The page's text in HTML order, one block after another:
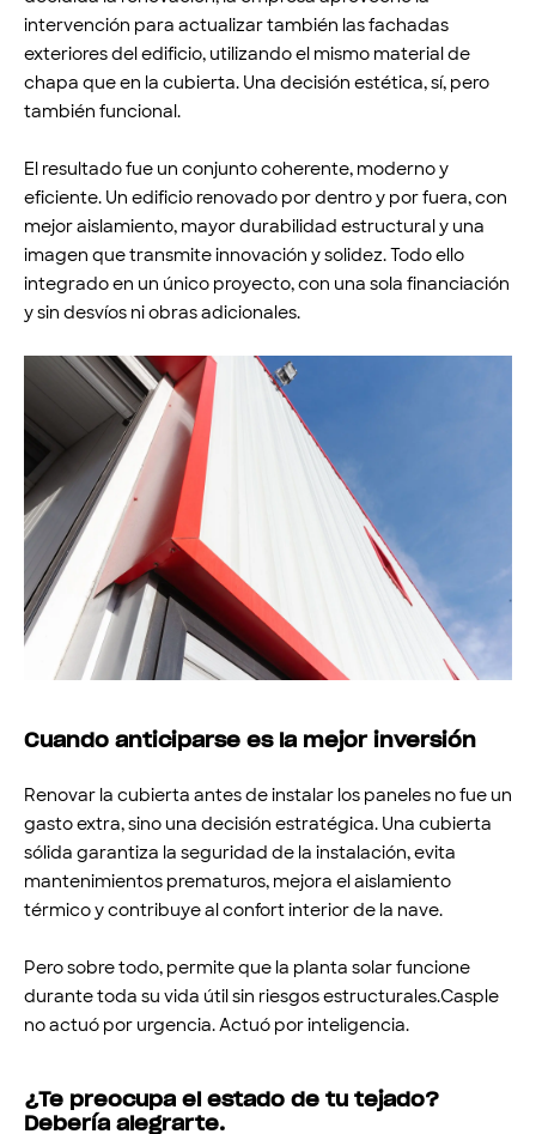
intervención para actualizar también las fachadas
exteriores del edificio, utilizando el mismo material de
chapa que en la cubierta. Una decisión estética, sí, pero
también funcional.
El resultado fue un conjunto coherente, moderno y
eficiente. Un edificio renovado por dentro y por fuera, con
mejor aislamiento, mayor durabilidad estructural y una
imagen que transmite innovación y solidez. Todo ello
integrado en un único proyecto, con una sola financiación
y sin desvíos ni obras adicionales.
Cuando anticiparse es la mejor inversión
Renovar la cubierta antes de instalar los paneles no fue un
gasto extra, sino una decisión estratégica. Una cubierta
sólida garantiza la seguridad de la instalación, evita
mantenimientos prematuros, mejora el aislamiento
térmico y contribuye al confort interior de la nave.
Pero sobre todo, permite que la planta solar funcione
durante toda su vida útil sin riesgos estructurales.Casple
no actuó por urgencia. Actuó por inteligencia.
¿Te preocupa el estado de tu tejado?
Debería alegrarte.